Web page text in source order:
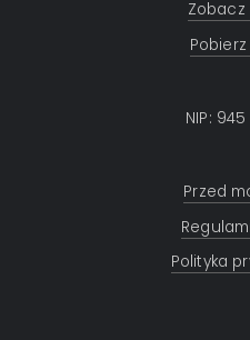
Zobacz
NIP: 945
Przed
Polityka